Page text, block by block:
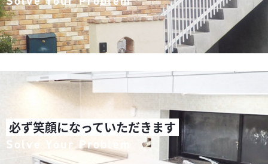
必ず笑顔になっていただきます
Solve Your Problem